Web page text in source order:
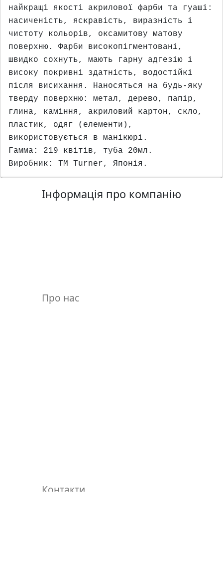
найкращi якостi акрилової фарби та гуашi:
насиченiсть, яскравiсть, виразнiсть i
чистоту кольорiв, оксамитову матову
поверхню. Фарби високопiгментованi,
швидко сохнуть, мають гарну адгезiю i
високу покривнi здатнiсть, водостiйкi
пiсля висихання. Наносяться на будь-яку
тверду поверхню: метал, дерево, папiр,
глина, камiння, акриловий картон, скло,
пластик, одяг (елементи),
використовується в манiкюрi.
Гамма: 219 квiтiв, туба 20мл.
Виробник: ТМ Turner, Японiя.
Інформація про компанію
Про нас
Контакти